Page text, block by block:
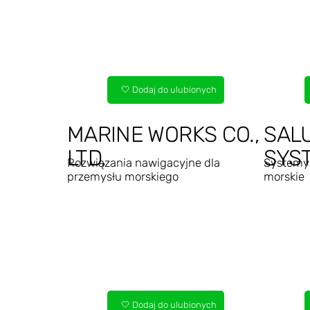
🤍 Dodaj do ulubionych
MARINE WORKS CO.,
LTD.
Rozwiązania nawigacyjne dla
przemysłu morskiego
morskie
🤍 Dodaj do ulubionych